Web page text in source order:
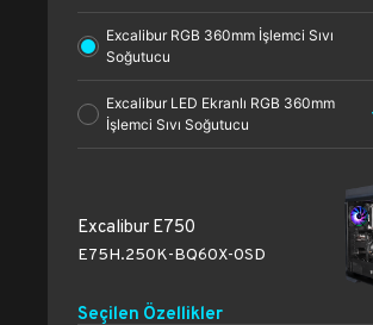
Excalibur RGB 360mm İşlemci Sıvı
Soğutucu
Excalibur LED Ekranlı RGB 360mm
İşlemci Sıvı Soğutucu
Excalibur E750
E75H.250K-BQ60X-0SD
Seçilen Özellikler